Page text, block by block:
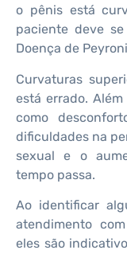
o pênis está
paciente deve
Doença de
Curvaturas
está errado.
como
dificuldades na
sexual e o
tempo passa.
Ao identificar
atendimento
eles são